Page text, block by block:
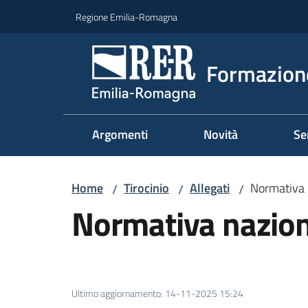
Regione Emilia-Romagna
Argomenti Novità
Home / Tirocinio / Allegati /
Normativa
Ultimo aggiornamento: 14-11-2025 15:24